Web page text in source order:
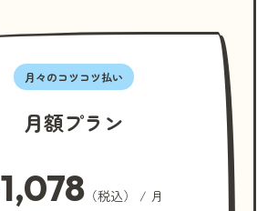
月々のコツコツ払い
月額プラン
1,078（税込） / 月